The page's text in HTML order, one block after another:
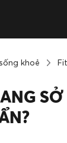
khoẻ
SỞ